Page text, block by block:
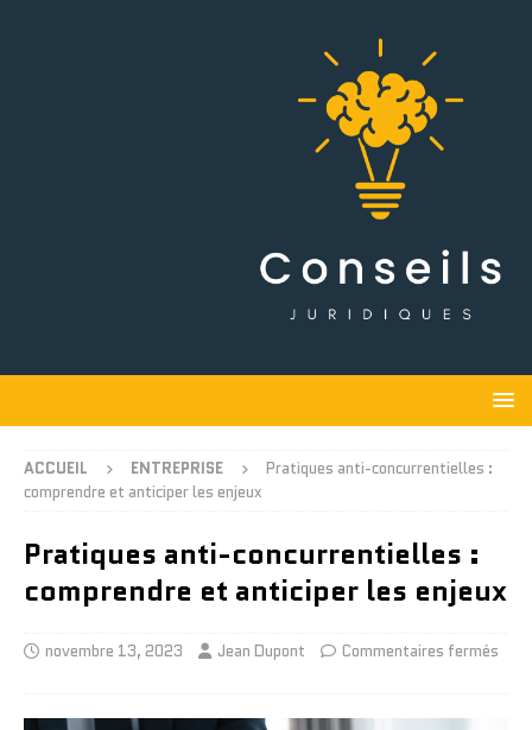
ACCUEIL ENTREPRISE
Pratiques anti-concurrentielles :
comprendre et anticiper les enjeux
Pratiques anti-concurrentielles :
comprendre et anticiper les enjeux
novembre 13, 2023 Jean Dupont Commentaires fermés